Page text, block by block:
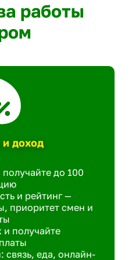
работы
доход
до 100
и рейтинг —
приоритет смен и
и получайте
связь, еда, онлайн-